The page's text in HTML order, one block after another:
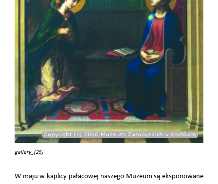
gallery_(25)
W maju w kaplicy pałacowej naszego Muzeum są eksponowane